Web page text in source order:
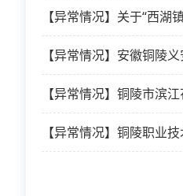
【异常情况】关于“西
【异常情况】安徽铜陵
【异常情况】铜陵市滨
【异常情况】铜陵职业